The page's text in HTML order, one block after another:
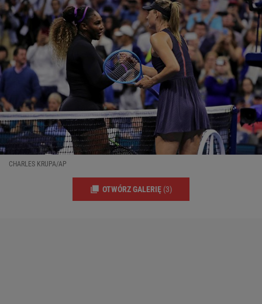
CHARLES KRUPA/AP
OTWÓRZ GALERIĘ (3)